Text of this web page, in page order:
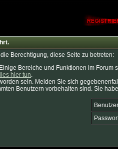
Berechtigung, diese Seite zu betreten:
Bereiche und Funktionen im
hier tun.
sein. Melden Sie sich
Benutzern vorbehalten sind. Sie